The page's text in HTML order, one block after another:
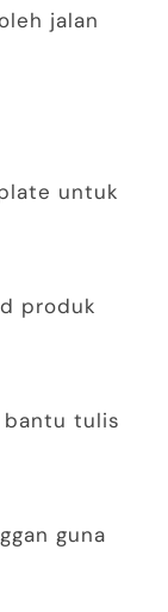
jalan
untuk
produk
bantu tulis
guna